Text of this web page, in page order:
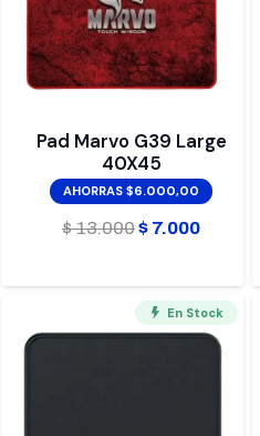
Pad Marvo G39 Large
40X45
AHORRAS $6.000,00
$13.000El
original
era:
$ 13.000.
$ 7.000El
actual
es:
$ 7.000.
En Stock